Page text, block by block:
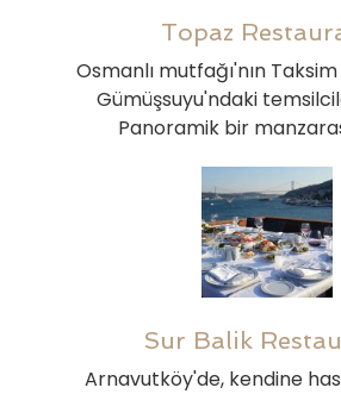
Topaz
Osmanlı mutfağı'nın
Gümüşsuyu'ndaki
Panoramik bir
Sur Balik
Arnavutköy'de, kendine